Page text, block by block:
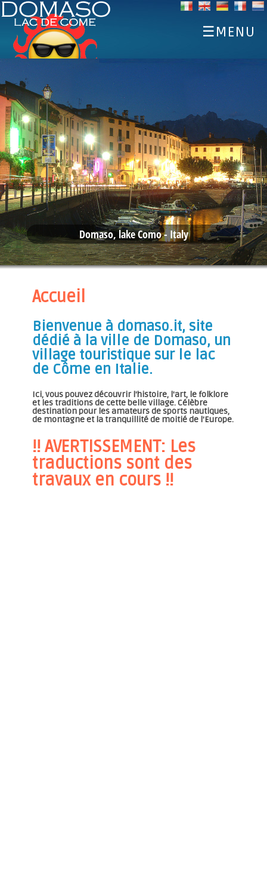
☰MENU
ACCUEIL
SPORTS
MANGER ET BOIRE
EVENTS
LOGEMENTS
MÉTÉO WEBCAM
Domaso, lake Como - Italy
Accueil
Bienvenue à domaso.it, site
dédié à la ville de Domaso, un
village touristique sur le lac
de Côme en Italie.
Ici, vous pouvez découvrir l'histoire, l'art, le folklore
et les traditions de cette belle village. Célèbre
destination pour les amateurs de sports nautiques,
de montagne et la tranquillité de moitié de l'Europe.
!! AVERTISSEMENT: Les
traductions sont des
travaux en cours !!